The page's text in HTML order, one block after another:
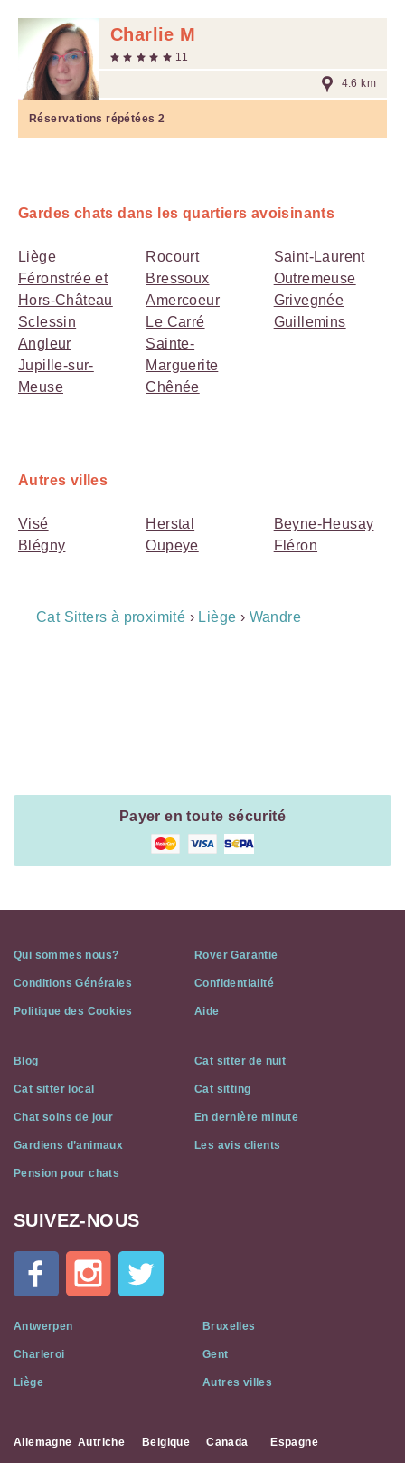
Charlie M
11
4.6 km
Réservations répétées 2
Gardes chats dans les quartiers avoisinants
Liège
Féronstrée et
Hors-Château
Sclessin
Angleur
Jupille-sur-
Meuse
Rocourt
Bressoux
Amercoeur
Le Carré
Sainte-
Marguerite
Chênée
Saint-Laurent
Outremeuse
Grivegnée
Guillemins
Autres villes
Visé
Blégny
Herstal
Oupeye
Beyne-Heusay
Fléron
Breadcrumb
Cat Sitters à proximité › Liège › Wandre
Payer en toute sécurité
Qui sommes nous? Rover Garantie
Conditions Générales Confidentialité
Politique des Cookies Aide
Blog Cat sitter de nuit
Cat sitter local Cat sitting
Chat soins de jour En dernière minute
Gardiens d’animaux Les avis clients
Pension pour chats
Cat
Flat
Social
Media
SUIVEZ-NOUS
Antwerpen Bruxelles
Charleroi Gent
Liège Autres villes
Allemagne Autriche Belgique Canada Espagne